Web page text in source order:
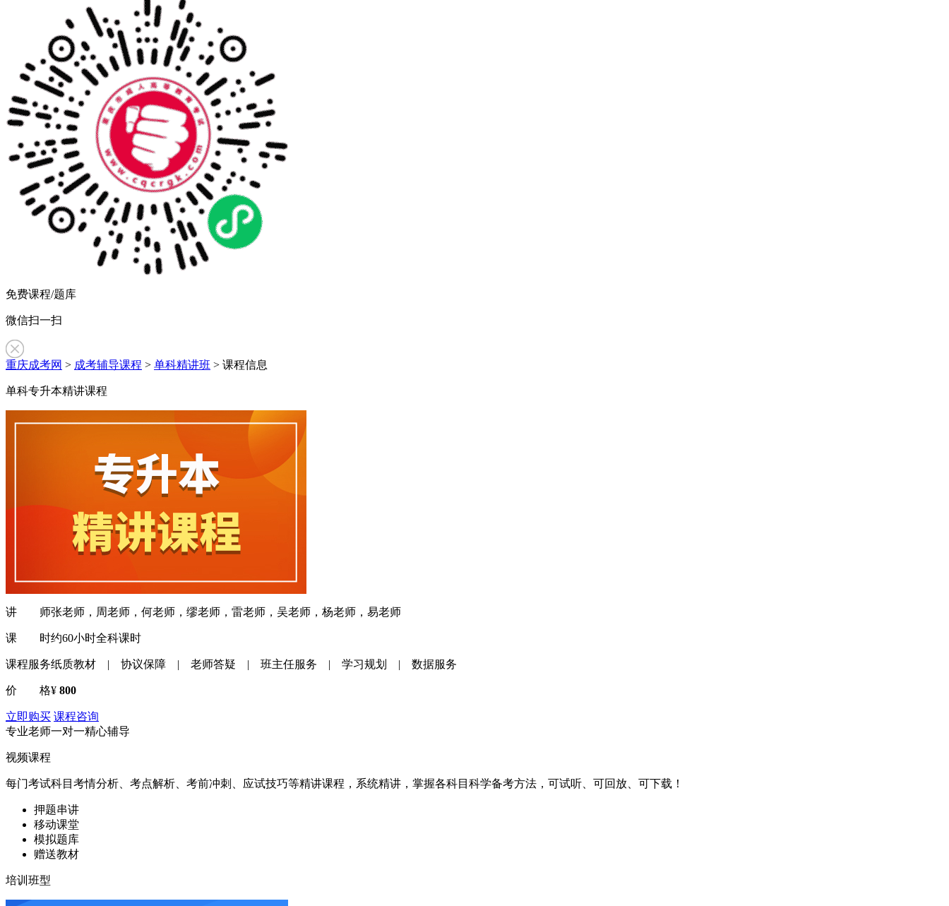
免费课程/题库
微信扫一扫
重庆成考网 > 成考辅导课程 > 单科精讲班 > 课程信息
单科专升本精讲课程
讲 师张老师，周老师，何老师，缪老师，雷老师，吴老师，杨老师，易老师
课 时约60小时全科课时
课程服务纸质教材 | 协议保障 | 老师答疑 | 班主任服务 | 学习规划 | 数据服务
价 格¥ 800
立即购买 课程咨询
专业老师一对一精心辅导
视频课程
每门考试科目考情分析、考点解析、考前冲刺、应试技巧等精讲课程，系统精讲，掌握各科目科学备考方法，可试听、可回放、可下载！
押题串讲
移动课堂
模拟题库
赠送教材
培训班型